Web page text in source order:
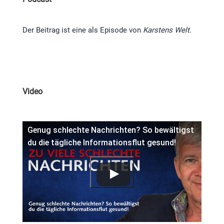
Der Beitrag ist eine als Episode von Karstens Welt.
Video
Genug schlechte Nachrichten? So bewältigst
du die tägliche Informationsflut gesund!